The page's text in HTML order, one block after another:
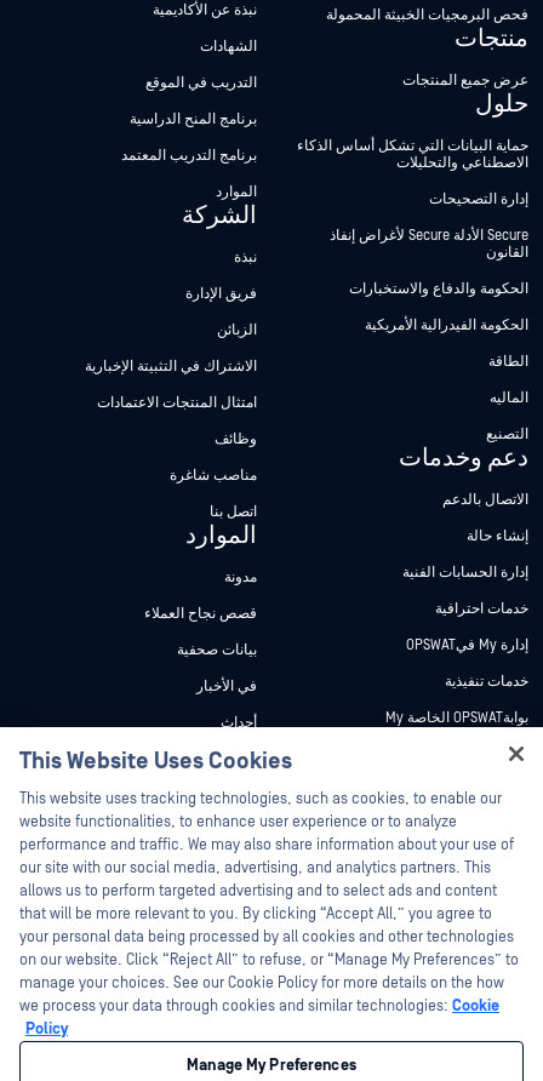
فحص البرمجيات الخبيثة المحمولة
منتجات
عرض جميع المنتجات
حلول
حماية البيانات التي تشكل أساس الذكاء
الاصطناعي والتحليلات
إدارة التصحيحات
Secure الأدلة Secure لأغراض إنفاذ
القانون
الحكومة والدفاع والاستخبارات
الحكومة الفيدرالية الأمريكية
الطاقة
الماليه
التصنيع
دعم وخدمات
الاتصال بالدعم
إنشاء حالة
إدارة الحسابات الفنية
خدمات احترافية
إدارة My فيOPSWAT
خدمات تنفيذية
بوابةOPSWAT الخاصة My
وثائق تقنية
دورات تدريبية
برنامج الثغرات الأمنية
الشركاء
شهادات
شركاء التكنولوجيا
برنامج شركاء القنوات
نبذة عن الأكاديمية
الشهادات
التدريب في الموقع
برنامج المنح الدراسية
برنامج التدريب المعتمد
الموارد
الشركة
نبذة
فريق الإدارة
الزبائن
الاشتراك في التثبيتة الإخبارية
امتثال المنتجات الاعتمادات
وظائف
مناصب شاغرة
اتصل بنا
الموارد
مدونة
قصص نجاح العملاء
بيانات صحفية
في الأخبار
أحداث
ندوات عبر الإنترنت
أوراق البيانات
مستندات تقنية
أدوات مجانية
©2026 OPSWAT . جميع الحقوق محفوظة. OPSWAT و MetaDefender و Metascan و
MetaAccess OPSWAT و Trust no File. Trust No Device. و OPSWAT و Protecting the
This Website Uses Cookies
This website uses tracking technologies, such as cookies, to enable our
website functionalities, to enhance user experience or to analyze
performance and traffic. We may also share information about your use of
our site with our social media, advertising, and analytics partners. This
allows us to perform targeted advertising and to select ads and content
that will be more relevant to you. By clicking “Accept All,” you agree to
your personal data being processed by all cookies and other technologies
on our website. Click “Reject All” to refuse, or “Manage My Preferences” to
manage your choices. See our Cookie Policy for more details on the how
we process your data through cookies and similar technologies: Cookie
Policy
Manage My Preferences
Hey there!
I'm Ozzy, your OPSWAT virtual assistant.
How can I help you secure what's critical
today?